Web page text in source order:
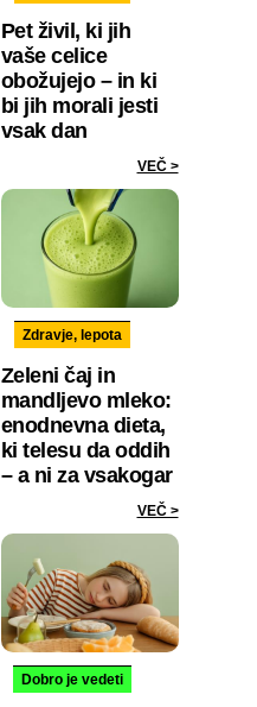
Pet živil, ki jih
vaše celice
obožujejo – in ki
bi jih morali jesti
vsak dan
VEČ >
Zdravje, lepota
Zeleni čaj in
mandljevo mleko:
enodnevna dieta,
ki telesu da oddih
– a ni za vsakogar
VEČ >
Dobro je vedeti